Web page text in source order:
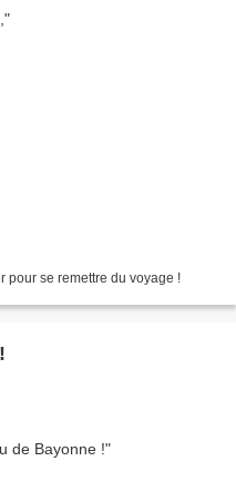
pour se remettre du voyage !